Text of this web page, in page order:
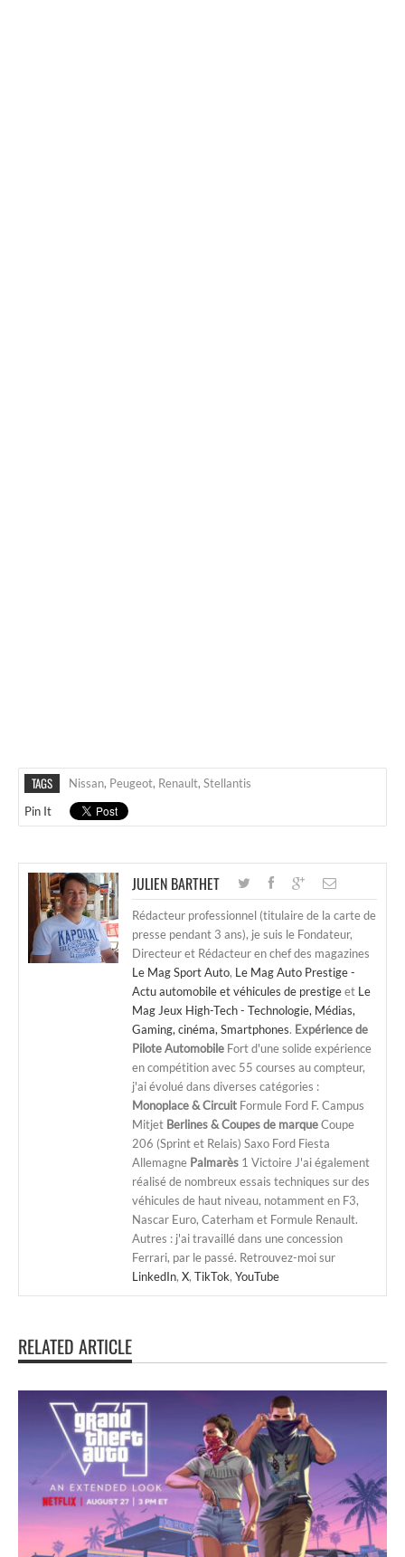
TAGS Nissan, Peugeot, Renault, Stellantis
Pin It
JULIEN BARTHET
Rédacteur professionnel (titulaire de la carte de
presse pendant 3 ans), je suis le Fondateur,
Directeur et Rédacteur en chef des magazines
Le Mag Sport Auto, Le Mag Auto Prestige -
Actu automobile et véhicules de prestigeet Le
Mag Jeux High-Tech - Technologie, Médias,
Gaming, cinéma, Smartphones. Expérience de
Pilote Automobile Fort d'une solide expérience
en compétition avec 55 courses au compteur,
j'ai évolué dans diverses catégories :
Monoplace & Circuit Formule Ford F. Campus
Mitjet Berlines & Coupes de marqueCoupe
206 (Sprint et Relais) Saxo Ford Fiesta
Allemagne Palmarès 1 Victoire J'ai également
réalisé de nombreux essais techniques sur des
véhicules de haut niveau, notamment en F3,
Nascar Euro, Caterham et Formule Renault.
Autres : j'ai travaillé dans une concession
Ferrari, par le passé. Retrouvez-moi sur
LinkedIn, X, TikTok, YouTube
RELATED ARTICLE